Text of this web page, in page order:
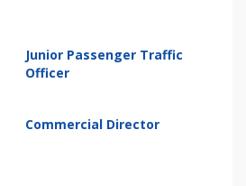
Junior Passenger Traffic
Officer
Commercial Director